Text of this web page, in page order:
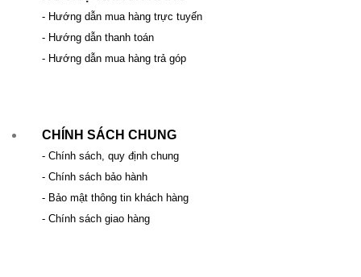
- Hướng dẫn mua hàng trực tuyến
- Hướng dẫn thanh toán
- Hướng dẫn mua hàng trả góp
CHÍNH SÁCH CHUNG
- Chính sách, quy định chung
- Chính sách bảo hành
- Bảo mật thông tin khách hàng
- Chính sách giao hàng